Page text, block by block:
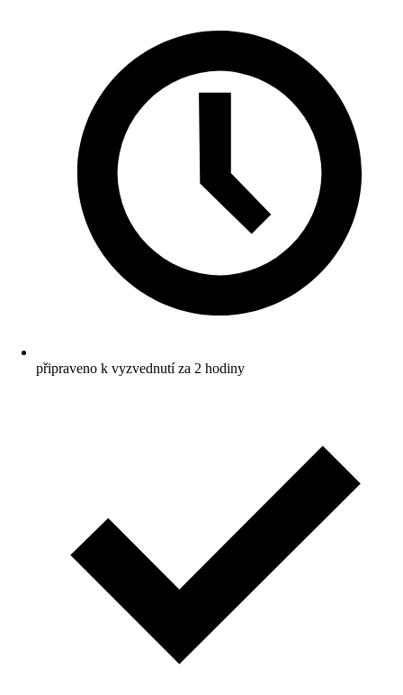
připraveno k vyzvednutí za 2 hodiny